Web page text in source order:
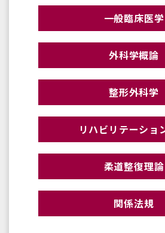
一般臨床医学
外科学概論
整形外科学
リハビリテーショ
柔道整復理論
関係法規